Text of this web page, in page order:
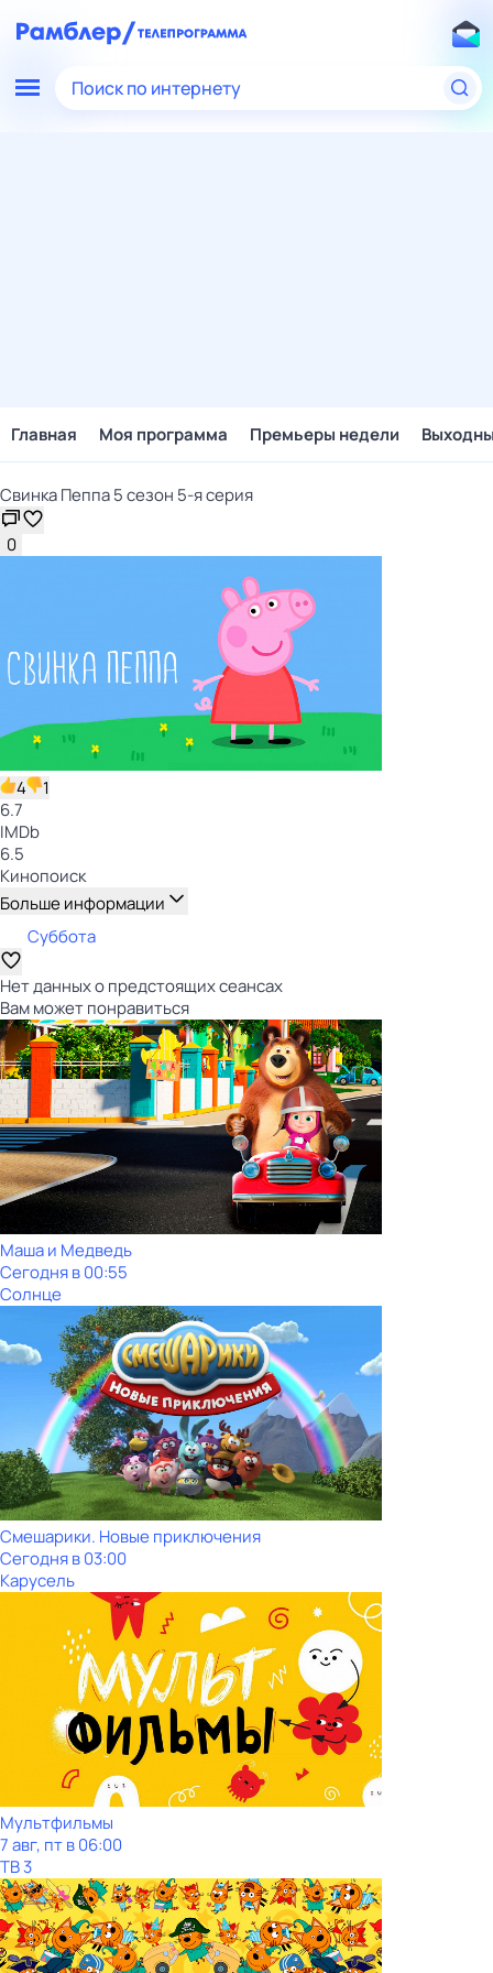
Поиск по интернету
Главная Моя программа Премьеры недели
Свинка Пеппа 5 сезон 5-я серия
0
4
1
6.7
IMDb
6.5
Кинопоиск
Больше информации
Суббота
Нет данных о предстоящих сеансах
Вам может понравиться
Маша и Медведь
Сегодня в 00:55
Солнце
Смешарики. Новые приключения
Сегодня в 03:00
Карусель
Мультфильмы
7 авг, пт в 06:00
ТВ 3